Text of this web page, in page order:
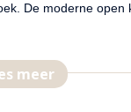
De moderne open
meer